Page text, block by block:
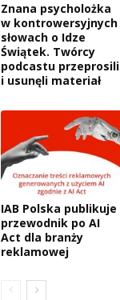
Znana psycholożka
w kontrowersyjnych
słowach o Idze
Świątek. Twórcy
podcastu przeprosili
i usunęli materiał
IAB Polska publikuje
przewodnik po AI
Act dla branży
reklamowej